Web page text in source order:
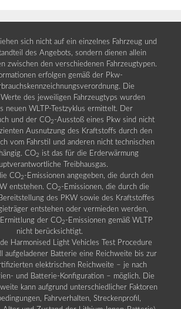
sich nicht auf ein einzelnes Fahrzeug und
des Angebots, sondern dienen allein
zwischen den verschiedenen Fahrzeugtypen.
erfolgen gemäß der Pkw-
Die
des jeweiligen Fahrzeugtyps wurden
neuen WLTP-Testzyklus ermittelt. Der
und der CO2 -Ausstoß eines Pkw sind nicht
Ausnutzung des Kraftstoffs durch den
vom Fahrstil und anderen nicht technischen
CO2 ist das für die Erderwärmung
Treibhausgas.
CO2 -Emissionen angegeben, die durch den
entstehen. CO2 -Emissionen, die durch die
des PKW sowie des Kraftstoffes
entstehen oder vermieden werden,
der CO2 -Emissionen gemäß WLTP
nicht berücksichtigt.
Harmonised Light Vehicles Test Procedure
aufgeladener Batterie eine Reichweite bis zur
elektrischen Reichweite – je nach
und Batterie-Konfiguration – möglich. Die
kann aufgrund unterschiedlicher Faktoren
Fahrverhalten, Streckenprofil,